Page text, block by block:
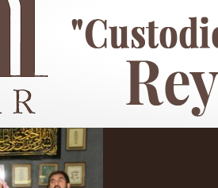
de las Dos Sagradas Mezquitas"